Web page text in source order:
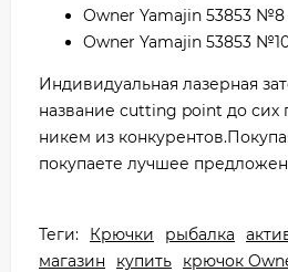
Owner Yamajin 53853 №8
Owner Yamajin 53853
Индивидуальная лазерная
название cutting point до сих
никем из
покупаете лучшее
Теги: Крючки рыбалка
магазин
купить крючок